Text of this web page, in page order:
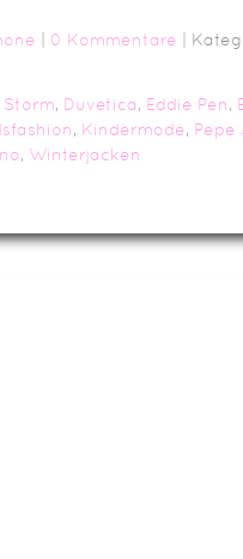
0 Kommentare |
Storm, Duvetica, Eddie Pen,
, Kindermode, Pepe
, Winterjacken